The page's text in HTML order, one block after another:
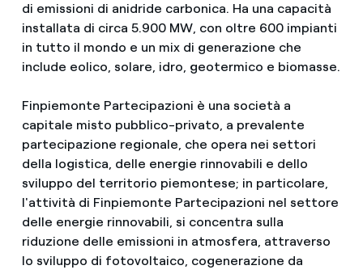
di emissioni di anidride carbonica. Ha una capacità
installata di circa 5.900 MW, con oltre 600 impianti
in tutto il mondo e un mix di generazione che
include eolico, solare, idro, geotermico e biomasse.
Finpiemonte Partecipazioni è una società a
capitale misto pubblico-privato, a prevalente
partecipazione regionale, che opera nei settori
della logistica, delle energie rinnovabili e dello
sviluppo del territorio piemontese; in particolare,
l'attività di Finpiemonte Partecipazioni nel settore
delle energie rinnovabili, si concentra sulla
riduzione delle emissioni in atmosfera, attraverso
lo sviluppo di fotovoltaico, cogenerazione da